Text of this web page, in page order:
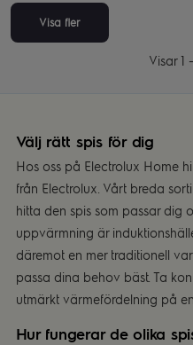
Visa fler
Visar 1
Välj rätt spis för dig
Hos oss på Electrolux Home
från Electrolux. Vårt breda
hitta den spis som passar dig
uppvärmning är
däremot en mer traditionell
passa dina behov bäst. Ta
utmärkt värmefördelning på
Hur fungerar de olika